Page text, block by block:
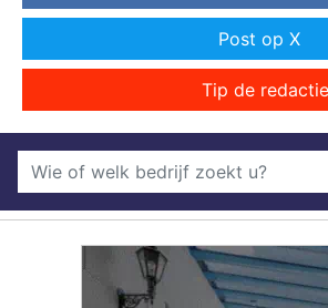
Post op X
Tip de redactie